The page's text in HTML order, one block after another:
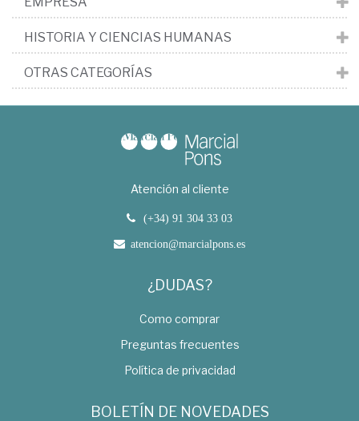
HISTORIA Y CIENCIAS HUMANAS
OTRAS CATEGORÍAS
Atención al cliente
(+34) 91 304 33 03
atencion@marcialpons.es
¿DUDAS?
Como comprar
Preguntas frecuentes
Política de privacidad
BOLETÍN DE NOVEDADES